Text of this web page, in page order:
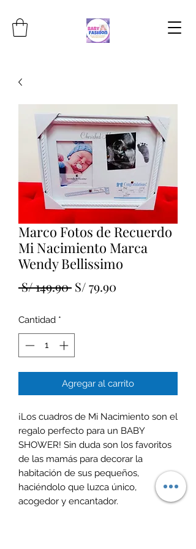
Marco Fotos de Recuerdo
Mi Nacimiento Marca
Wendy Bellissimo
S/ 149.90 Precio
S/ 79.90
Cantidad *
Agregar al carrito
¡Los cuadros de Mi Nacimiento son el
regalo perfecto para un BABY
SHOWER! Sin duda son los favoritos
de las mamás para decorar la
habitación de sus pequeños,
haciéndolo que luzca único,
acogedor y encantador.